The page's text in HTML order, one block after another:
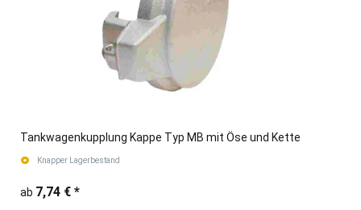
Tankwagenkupplung Kappe Typ MB mit Öse und Kette
Knapper Lagerbestand
ab 7,74 € *